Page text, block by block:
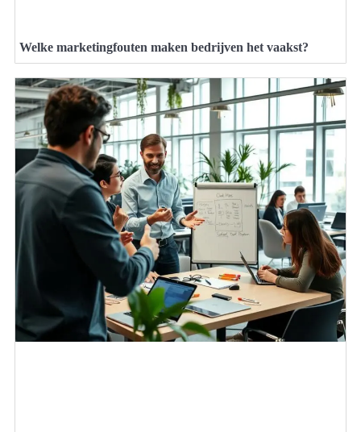
Welke marketingfouten maken bedrijven het vaakst?